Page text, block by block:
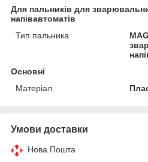
Для пальників для
напівавтоматів
Тип пальника
Основні
Матеріал
Умови доставки
Нова Пошта